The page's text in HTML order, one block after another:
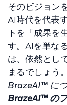
そのビジョン
AI時代を代表
トを「成果を
す。AIを単な
は、依然とし
まるでしょう。
BrazeAI™ につ
BrazeAI™ の